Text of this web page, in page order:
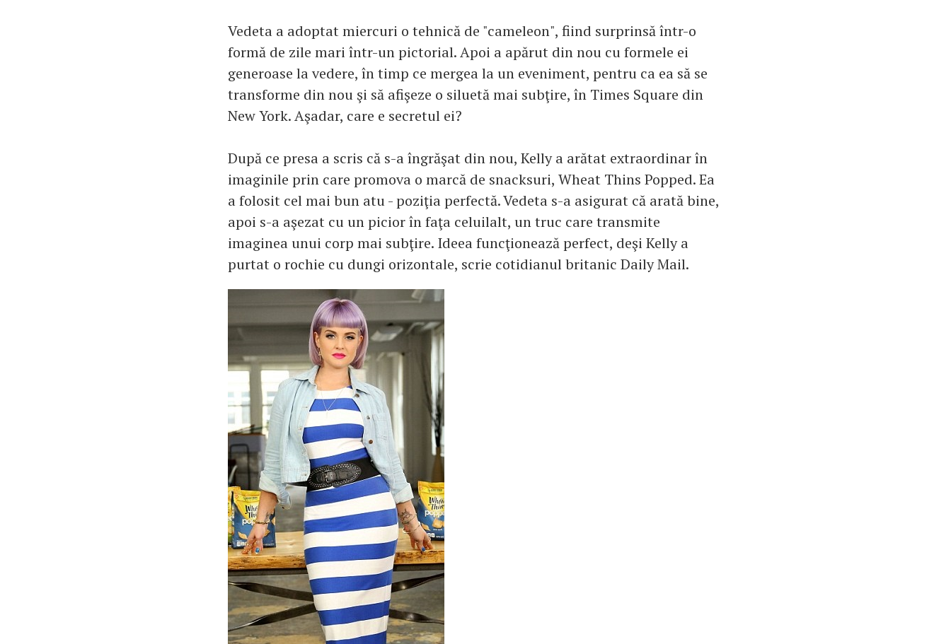
Vedeta a adoptat miercuri o tehnică de "cameleon", fiind surprinsă într-o
formă de zile mari într-un pictorial. Apoi a apărut din nou cu formele ei
generoase la vedere, în timp ce mergea la un eveniment, pentru ca ea să se
transforme din nou şi să afişeze o siluetă mai subţire, în Times Square din
New York. Aşadar, care e secretul ei?
După ce presa a scris că s-a îngrăşat din nou, Kelly a arătat extraordinar în
imaginile prin care promova o marcă de snacksuri, Wheat Thins Popped. Ea
a folosit cel mai bun atu - poziţia perfectă. Vedeta s-a asigurat că arată bine,
apoi s-a aşezat cu un picior în faţa celuilalt, un truc care transmite
imaginea unui corp mai subţire. Ideea funcţionează perfect, deşi Kelly a
purtat o rochie cu dungi orizontale, scrie cotidianul britanic Daily Mail.